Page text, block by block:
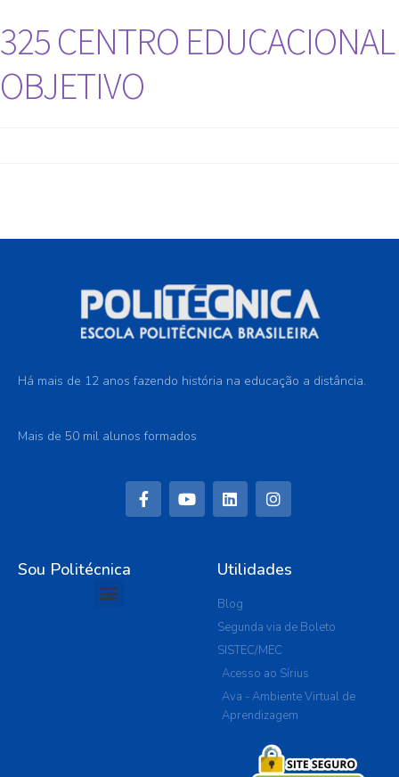
325 CENTRO EDUCACIONAL
OBJETIVO
Há mais de 12 anos fazendo história na educação a distância.
Mais de 50 mil alunos formados
Sou Politécnica Utilidades
Blog
Segunda via de Boleto
SISTEC/MEC
Acesso ao Sírius
Ava - Ambiente Virtual de
Aprendizagem